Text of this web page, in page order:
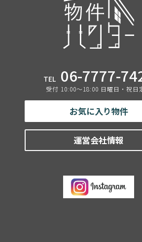
TEL 06-7777-
受付 10:00〜18:00 日曜日・祝日
お気に入り物件
運営会社情報